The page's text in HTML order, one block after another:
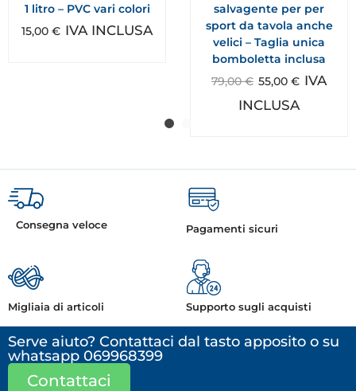
1 litro – PVC vari colori
15,00 € IVA INCLUSA
salvagente per per
sport da tavola anche
velici – Taglia unica
bomboletta inclusa
79,00€ 55,00 € IVA
INCLUSA
Consegna veloce Pagamenti sicuri
Migliaia di articoli Supporto sugli acquisti
Serve aiuto? Contattaci dal tasto apposito o su
whatsapp 069968399
Contattaci